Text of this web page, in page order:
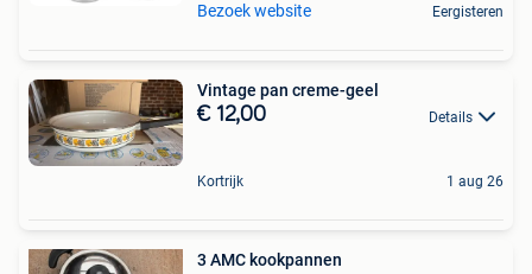
Bezoek website Eergisteren
Vintage pan creme-geel
€ 12,00 Details
Kortrijk 1 aug 26
3 AMC kookpannen